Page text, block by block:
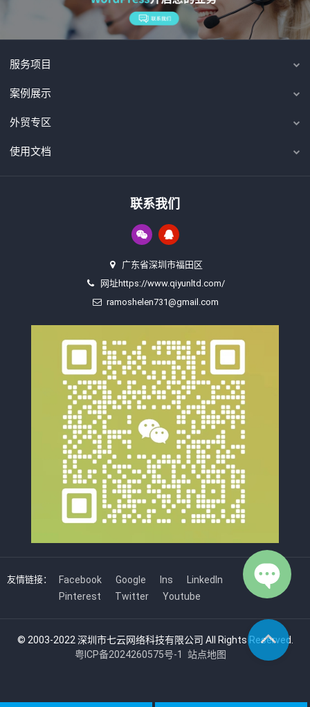
服务项目
案例展示
外贸专区
使用文档
联系我们
广东省深圳市福田区
网址https://www.qiyunltd.com/
ramoshelen731@gmail.com
友情链接： Facebook Google Ins
LinkedIn
Pinterest
Twitter Youtube
© 2003-2022 深圳市七云网络科技有限公司 All Rights Reserved.
粤ICP备2024260575号-1
站点地图